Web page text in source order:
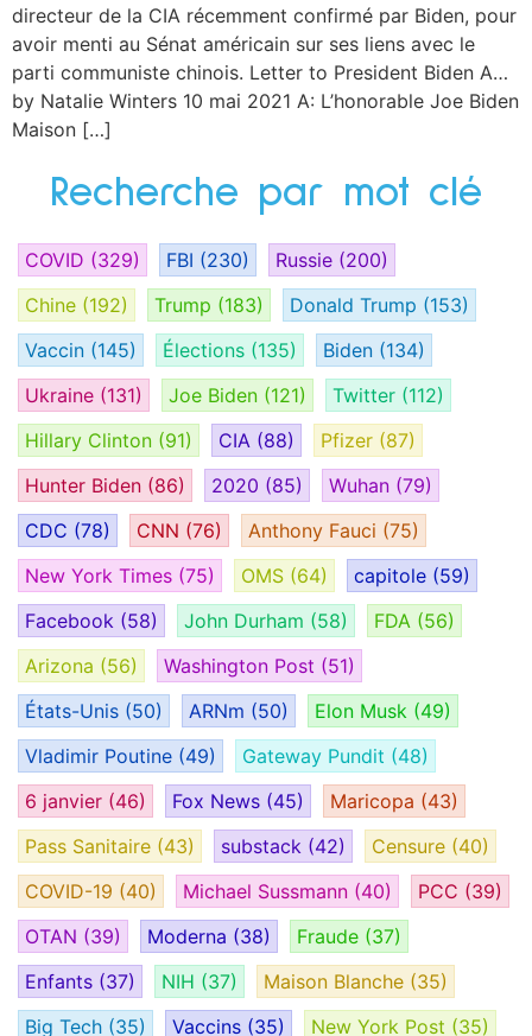
directeur de la CIA récemment confirmé par Biden, pour
avoir menti au Sénat américain sur ses liens avec le
parti communiste chinois. Letter to President Biden A…
by Natalie Winters 10 mai 2021 A: L’honorable Joe Biden
Maison […]
Recherche par mot clé
COVID (329) FBI (230) Russie (200)
Chine (192) Trump (183) Donald Trump (153)
Vaccin (145) Élections (135) Biden (134)
Ukraine (131) Joe Biden (121) Twitter (112)
Hillary Clinton (91) CIA (88) Pfizer (87)
Hunter Biden (86) 2020 (85) Wuhan (79)
CDC (78) CNN (76) Anthony Fauci (75)
New York Times (75) OMS (64) capitole (59)
Facebook (58) John Durham (58) FDA (56)
Arizona (56) Washington Post (51)
États-Unis (50) ARNm (50) Elon Musk (49)
Vladimir Poutine (49) Gateway Pundit (48)
6 janvier (46) Fox News (45) Maricopa (43)
Pass Sanitaire (43) substack (42) Censure (40)
COVID-19 (40) Michael Sussmann (40) PCC (39)
OTAN (39) Moderna (38) Fraude (37)
Enfants (37) NIH (37) Maison Blanche (35)
Big Tech (35) Vaccins (35) New York Post (35)